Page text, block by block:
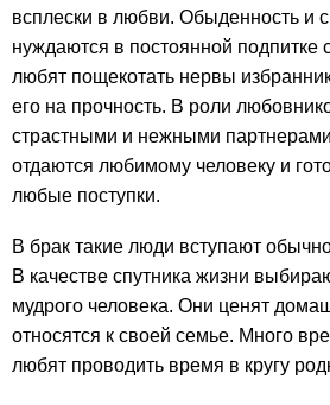
всплески в любви. Обыденность и
нуждаются в постоянной подпитке
любят пощекотать нервы
его на прочность. В роли
страстными и нежными
отдаются любимому человеку и
любые поступки.
В брак такие люди вступают
В качестве спутника жизни
мудрого человека. Они ценят
относятся к своей семье. Много
любят проводить время в кругу